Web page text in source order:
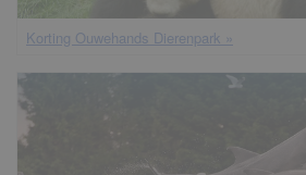
korting Ouwehands Dierenpark »